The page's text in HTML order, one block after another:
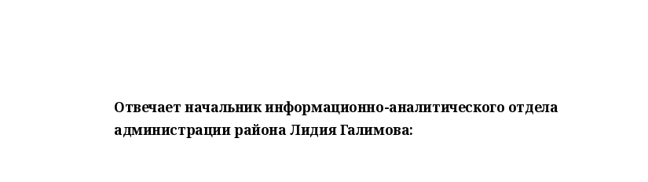
Отвечает начальник информационно-аналитического отдела
администрации района Лидия Галимова: